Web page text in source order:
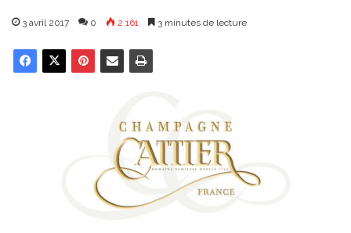
3 avril 2017 0 2 161 3 minutes de lecture